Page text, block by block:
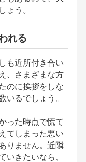
ょう。
れる
も近所付き合い
、さまざまな方
のに挨拶をしな
いるでしょう。
った時点で慌て
てしまった悪い
りません。近隣
いきたいなら、